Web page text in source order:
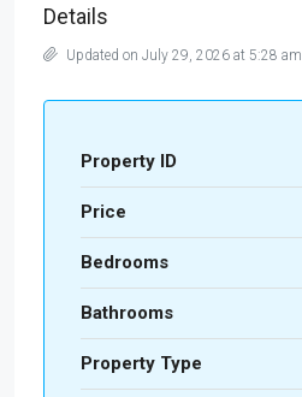
Details
Updated on July 29, 2026 at 5:28 am
Property ID
Price
Bedrooms
Bathrooms
Property Type